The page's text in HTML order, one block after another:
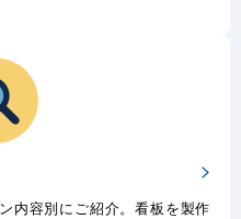
内容別にご紹介。看板を製作